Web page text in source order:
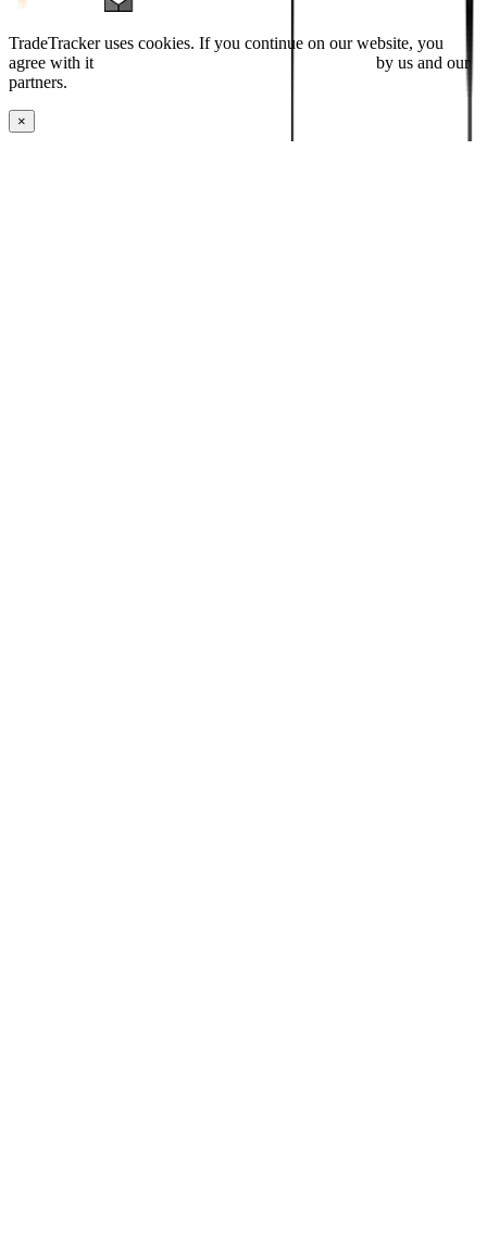
TradeTracker uses cookies. If you continue on our website, you
agree with it
by us and our
partners.
×